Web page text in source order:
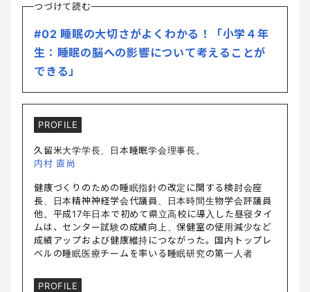
つづけて読む
#02 睡眠の大切さがよくわかる！「小学４年
生：睡眠の脳への影響について考えることが
できる」
PROFILE
久留米大学学長、日本睡眠学会理事長。
内村 直尚
健康づくりのための睡眠指針の改定に関する検討会座
長、日本精神神経学会代議員、日本時間生物学会評議員
他。平成17年日本で初めて県立高校に導入した昼寝タイ
ムは、センター試験の成績向上、保健室の使用減少など
成績アップおよび健康維持につながった。国内トップレ
ベルの睡眠医療チームを率いる睡眠研究の第一人者
PROFILE